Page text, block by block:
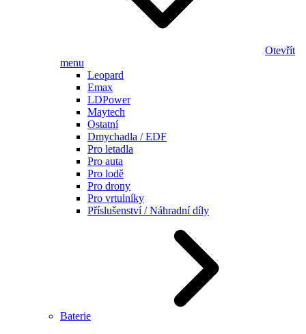
Otevřít
menu
Leopard
Emax
LDPower
Maytech
Ostatní
Dmychadla / EDF
Pro letadla
Pro auta
Pro lodě
Pro drony
Pro vrtulníky
Příslušenství / Náhradní díly
Baterie